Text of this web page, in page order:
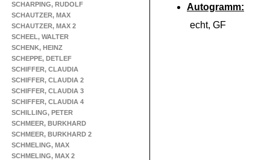
SCHARPING, RUDOLF
SCHAUTZER, MAX
SCHAUTZER, MAX 2
SCHEEL, WALTER
SCHENK, HEINZ
SCHEPPE, DETLEF
SCHIFFER, CLAUDIA
SCHIFFER, CLAUDIA 2
SCHIFFER, CLAUDIA 3
SCHIFFER, CLAUDIA 4
SCHILLING, PETER
SCHMEER, BURKHARD
SCHMEER, BURKHARD 2
SCHMELING, MAX
SCHMELING, MAX 2
Autogramm:
echt, GF